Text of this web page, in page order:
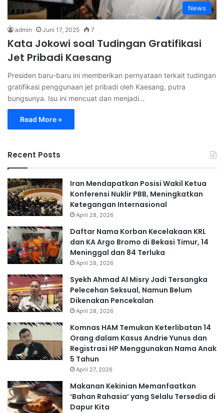
News
admin Juni 17, 2025 7
Kata Jokowi soal Tudingan Gratifikasi
Jet Pribadi Kaesang
Presiden baru-baru ini memberikan pernyataan terkait tudingan
gratifikasi penggunaan jet pribadi oleh Kaesang, putra
bungsunya. Isu ini mencuat dan menjadi…
Read More »
Recent Posts
Iran Mendapatkan Posisi Wakil Ketua
Konferensi Nuklir PBB, Meningkatkan
Ketegangan Internasional
April 28, 2026
Daftar Nama Korban Kecelakaan KRL
dan KA Argo Bromo di Bekasi Timur, 14
Meninggal dan 84 Terluka
April 28, 2026
Syekh Ahmad Al Misry Jadi Tersangka
Pelecehan Seksual, Namun Belum
Dikenakan Pencekalan
April 28, 2026
Komnas HAM Temukan Keterlibatan 14
Orang dalam Kasus Andrie Yunus dan
Registrasi HP Menggunakan Nama Anak
5 Tahun
April 27, 2026
Makanan Kekinian Memanfaatkan
‘Bahan Rahasia’ yang Selalu Tersedia di
Dapur Kita